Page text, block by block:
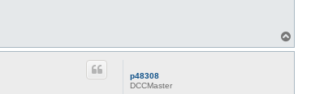
o
p48308
DCCMaster